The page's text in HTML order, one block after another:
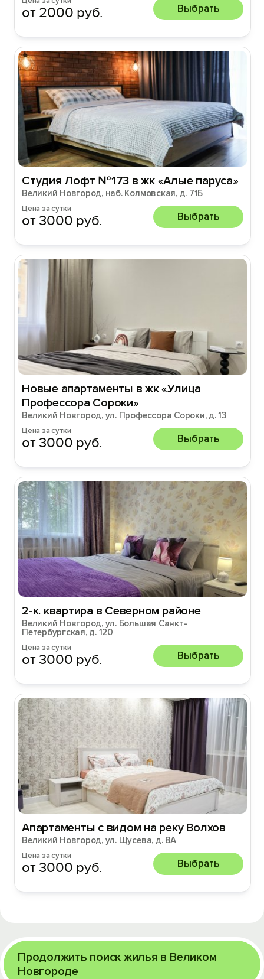
от 2000 руб. Выбрать
Студия Лофт №173 в жк «Алые паруса»
Великий Новгород, наб. Колмовская, д. 71Б
Цена за сутки
от 3000 руб. Выбрать
Новые апартаменты в жк «Улица
Профессора Сороки»
Великий Новгород, ул. Профессора Сороки, д. 13
Цена за сутки
от 3000 руб. Выбрать
2-к. квартира в Северном районе
Великий Новгород, ул. Большая Санкт-
Петербургская, д. 120
Цена за сутки
от 3000 руб. Выбрать
Апартаменты с видом на реку Волхов
Великий Новгород, ул. Щусева, д. 8А
Цена за сутки
от 3000 руб. Выбрать
Продолжить поиск жилья в Великом
Новгороде